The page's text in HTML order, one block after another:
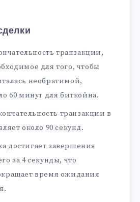
транзакции,
для того, чтобы
необратимой,
60 минут для биткойна.
транзакции в
около 90 секунд.
достигает завершения
за 4 секунды, что
время ожидания